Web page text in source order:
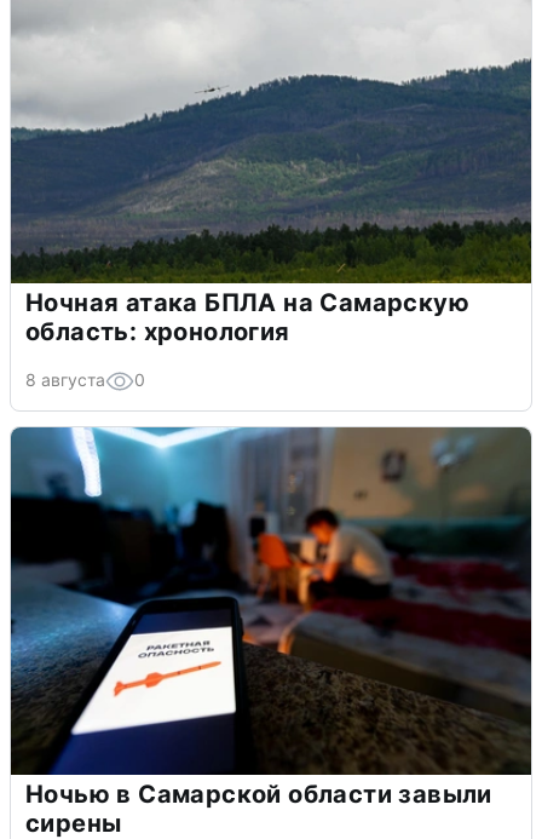
Ночная атака БПЛА на Самарскую
область: хронология
8 августа 0
Ночью в Самарской области завыли
сирены